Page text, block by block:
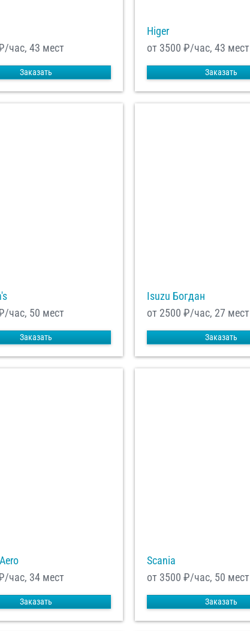
час, 43 мест
Заказать
Higer
от 3500 ₽/час, 43 мест
Заказать
час, 50 мест
Заказать
Isuzu Богдан
от 2500 ₽/час, 27 мест
Заказать
час, 34 мест
Заказать
Scania
от 3500 ₽/час, 50 мест
Заказать